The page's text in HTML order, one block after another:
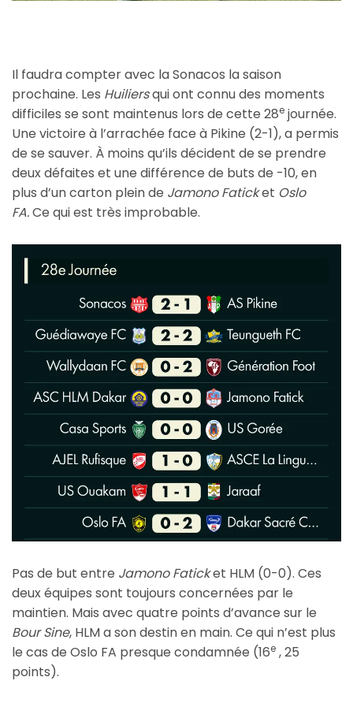
Il faudra compter avec la Sonacos la saison
prochaine. Les Huiliersqui ont connu des moments
difficiles se sont maintenus lors de cette 28e journée.
Une victoire à l’arrachée face à Pikine (2-1), a permis
de se sauver. À moins qu’ils décident de se prendre
deux défaites et une différence de buts de -10, en
plus d’un carton plein de Jamono Faticket Oslo
FA.Ce qui est très improbable.
Pas de but entre Jamono Faticket HLM (0-0). Ces
deux équipes sont toujours concernées par le
maintien. Mais avec quatre points d’avance sur le
Bour Sine, HLM a son destin en main. Ce qui n’est plus
le cas de Oslo FA presque condamnée (16e , 25
points).